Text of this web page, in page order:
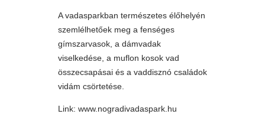
A vadasparkban természetes élőhelyén
szemlélhetőek meg a fenséges
gímszarvasok, a dámvadak
viselkedése, a muflon kosok vad
összecsapásai és a vaddisznó családok
vidám csörtetése.
Link: www.nogradivadaspark.hu